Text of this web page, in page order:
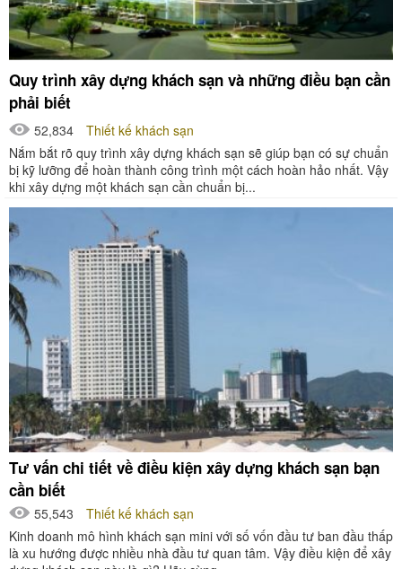
Quy trình xây dựng khách sạn và những điều bạn cần
phải biết
52,834
Thiết kế khách sạn
Nắm bắt rõ quy trình xây dựng khách sạn sẽ giúp bạn có sự chuẩn
bị kỹ lưỡng để hoàn thành công trình một cách hoàn hảo nhất. Vậy
khi xây dựng một khách sạn cần chuẩn bị...
Tư vấn chi tiết về điều kiện xây dựng khách sạn bạn
cần biết
55,543
Thiết kế khách sạn
Kinh doanh mô hình khách sạn mini với số vốn đầu tư ban đầu thấp
là xu hướng được nhiều nhà đầu tư quan tâm. Vậy điều kiện để xây